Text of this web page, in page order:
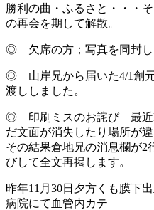
勝利の曲・ふるさと・・・
の再会を期して解散。
◎ 欠席の方；写真を同封し
◎ 山岸兄から届いた4/1創
渡ししました。
◎ 印刷ミスのお詫び 最近
だ文面が消失したり場所が
その結果倉地兄の消息欄が2
びして全文再掲します。
昨年11月30日夕方くも膜下
病院にて血管内カテ